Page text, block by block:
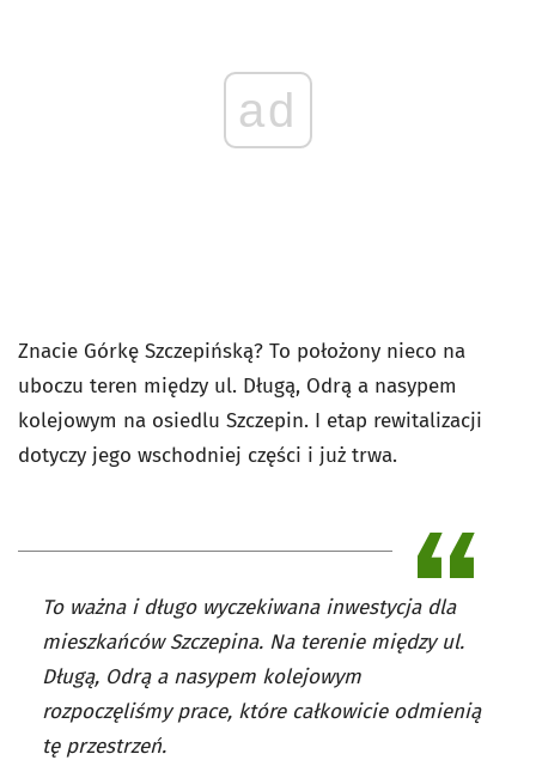
ad
Znacie Górkę Szczepińską? To położony nieco na
uboczu teren między ul. Długą, Odrą a nasypem
kolejowym na osiedlu Szczepin. I etap rewitalizacji
dotyczy jego wschodniej części i już trwa.
To ważna i długo wyczekiwana inwestycja dla
mieszkańców Szczepina. Na terenie między ul.
Długą, Odrą a nasypem kolejowym
rozpoczęliśmy prace, które całkowicie odmienią
tę przestrzeń.